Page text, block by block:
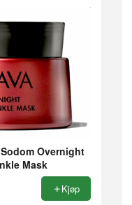
Overnight
Mask
Kjøp